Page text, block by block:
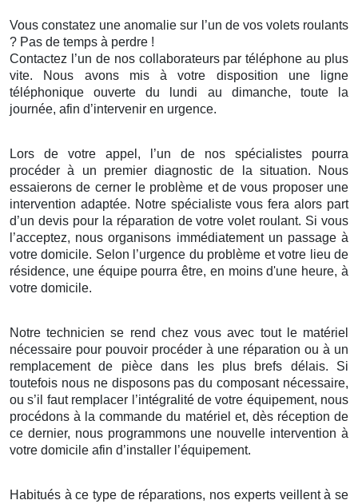
Vous constatez une anomalie sur l’un de vos volets roulants
? Pas de temps à perdre !
Contactez l’un de nos collaborateurs par téléphone au plus
vite. Nous avons mis à votre disposition une ligne
téléphonique ouverte du lundi au dimanche, toute la
journée, afin d’intervenir en urgence.
Lors de votre appel, l’un de nos spécialistes pourra
procéder à un premier diagnostic de la situation. Nous
essaierons de cerner le problème et de vous proposer une
intervention adaptée. Notre spécialiste vous fera alors part
d’un devis pour la réparation de votre volet roulant. Si vous
l’acceptez, nous organisons immédiatement un passage à
votre domicile. Selon l’urgence du problème et votre lieu de
résidence, une équipe pourra être, en moins d'une heure, à
votre domicile.
Notre technicien se rend chez vous avec tout le matériel
nécessaire pour pouvoir procéder à une réparation ou à un
remplacement de pièce dans les plus brefs délais. Si
toutefois nous ne disposons pas du composant nécessaire,
ou s’il faut remplacer l’intégralité de votre équipement, nous
procédons à la commande du matériel et, dès réception de
ce dernier, nous programmons une nouvelle intervention à
votre domicile afin d’installer l’équipement.
Habitués à ce type de réparations, nos experts veillent à se